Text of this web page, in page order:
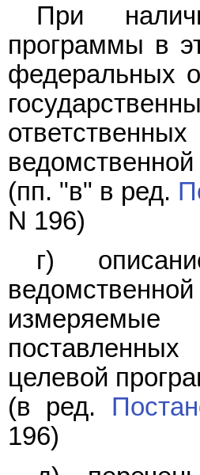
При
программы в
федеральных
(пп. "в" в ред.
N 196)
г)
измеряемые
целевой
(в ред.
196)